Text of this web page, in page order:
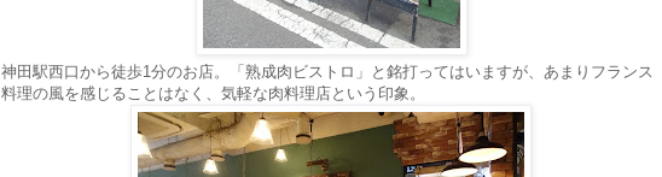
神田駅西口から徒歩1分のお店。「熟成肉ビストロ」と銘打ってはいますが、あまりフランス
料理の風を感じることはなく、気軽な肉料理店という印象。